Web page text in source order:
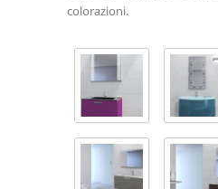
colorazioni.